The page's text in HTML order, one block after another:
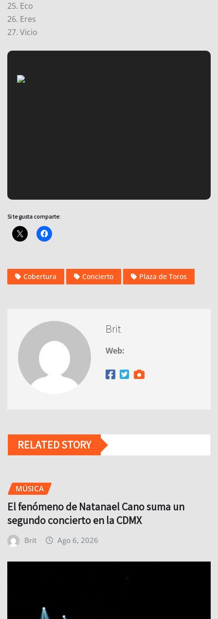
25. Eco
26. Eres
27. Vicio
Si te gusta comparte:
Cobertura Concierto Plaza de Toros
Brit
Web:
RELATED STORY
MÚSICA
El fenómeno de Natanael Cano suma un
segundo concierto en la CDMX
Brit Ago 6, 2026